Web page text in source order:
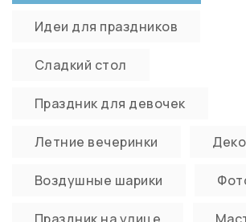
Идеи для праздников
Сладкий стол
Праздник для девочек
Летние вечеринки
Воздушные шарики